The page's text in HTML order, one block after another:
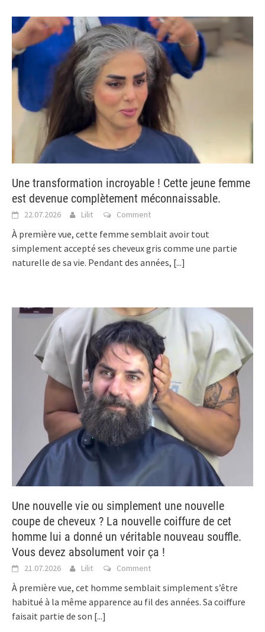
Une transformation incroyable ! Cette jeune femme
est devenue complètement méconnaissable.
22.07.2026 Lilit Comment
À première vue, cette femme semblait avoir tout
simplement accepté ses cheveux gris comme une partie
naturelle de sa vie. Pendant des années, [...]
Une nouvelle vie ou simplement une nouvelle
coupe de cheveux ? La nouvelle coiffure de cet
homme lui a donné un véritable nouveau souffle.
Vous devez absolument voir ça !
21.07.2026 Lilit Comment
À première vue, cet homme semblait simplement s’être
habitué à la même apparence au fil des années. Sa coiffure
faisait partie de son [...]